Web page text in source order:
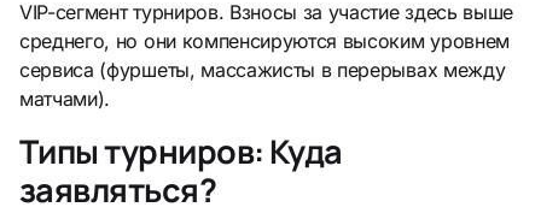
VIP-сегмент турниров. Взносы за участие здесь выше
среднего, но они компенсируются высоким уровнем
сервиса (фуршеты, массажисты в перерывах между
матчами).
Типы турниров: Куда
заявляться?